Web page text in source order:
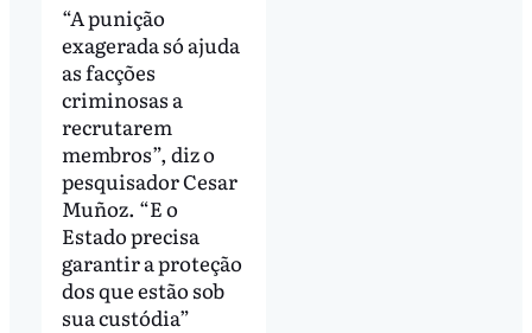
“A punição
exagerada só ajuda
as facções
criminosas a
recrutarem
membros”, diz o
pesquisador Cesar
Muñoz. “E o
Estado precisa
garantir a proteção
dos que estão sob
sua custódia”